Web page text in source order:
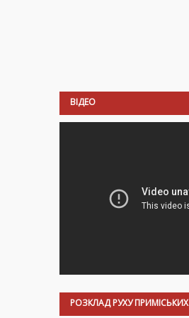
ВІДЕО
РОЗКЛАД РУХУ ПРИМІСЬКИХ